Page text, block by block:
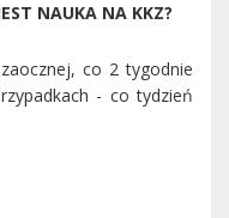
NAUKA NA KKZ?
co 2 tygodnie
- co tydzień